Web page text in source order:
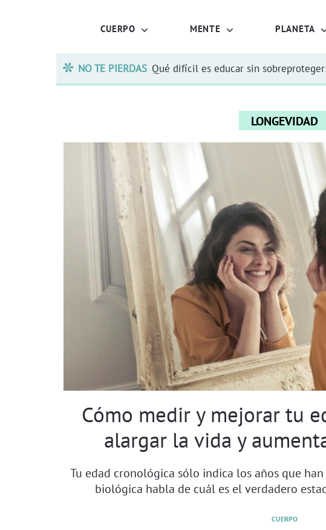
CUERPO MENTE PLANETA
NO TE PIERDAS Qué difícil es educar sin
LONGEVIDAD
Cómo medir y mejorar tu
alargar la vida y
Tu edad cronológica sólo indica los años que
biológica habla de cuál es el verdadero
CUERPO